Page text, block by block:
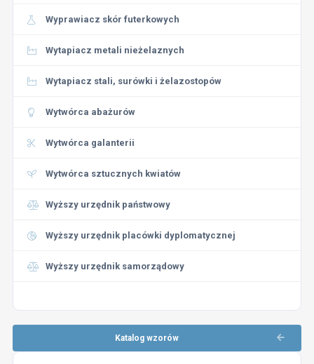
Wyprawiacz skór futerkowych
Wytapiacz metali nieżelaznych
Wytapiacz stali, surówki i żelazostopów
Wytwórca abażurów
Wytwórca galanterii
Wytwórca sztucznych kwiatów
Wyższy urzędnik państwowy
Wyższy urzędnik placówki dyplomatycznej
Wyższy urzędnik samorządowy
Katalog wzorów